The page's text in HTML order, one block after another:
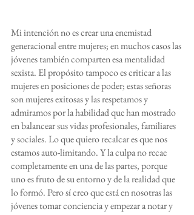
Mi intención no es crear una enemistad
generacional entre mujeres; en muchos casos las
jóvenes también comparten esa mentalidad
sexista. El propósito tampoco es criticar a las
mujeres en posiciones de poder; estas señoras
son mujeres exitosas y las respetamos y
admiramos por la habilidad que han mostrado
en balancear sus vidas profesionales, familiares
y sociales. Lo que quiero recalcar es que nos
estamos auto-limitando. Y la culpa no recae
completamente en una de las partes, porque
uno es fruto de su entorno y de la realidad que
lo formó. Pero sí creo que está en nosotras las
jóvenes tomar conciencia y empezar a notar y